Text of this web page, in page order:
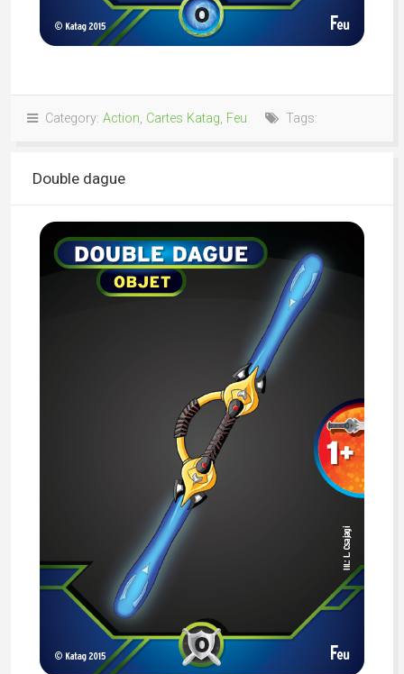
Category: Action, Cartes Katag, Feu Tags:
Double dague